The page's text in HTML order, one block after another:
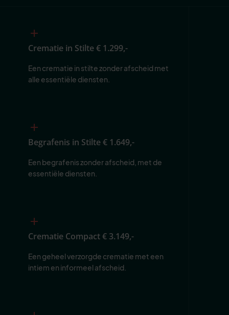
Crematie in Stilte€ 1.299,-
Een crematie in stilte zonder afscheid met
alle essentiële diensten.
Begrafenis in Stilte€ 1.649,-
Een begrafenis zonder afscheid, met de
essentiële diensten.
Crematie Compact€ 3.149,-
Een geheel verzorgde crematie met een
intiem en informeel afscheid.